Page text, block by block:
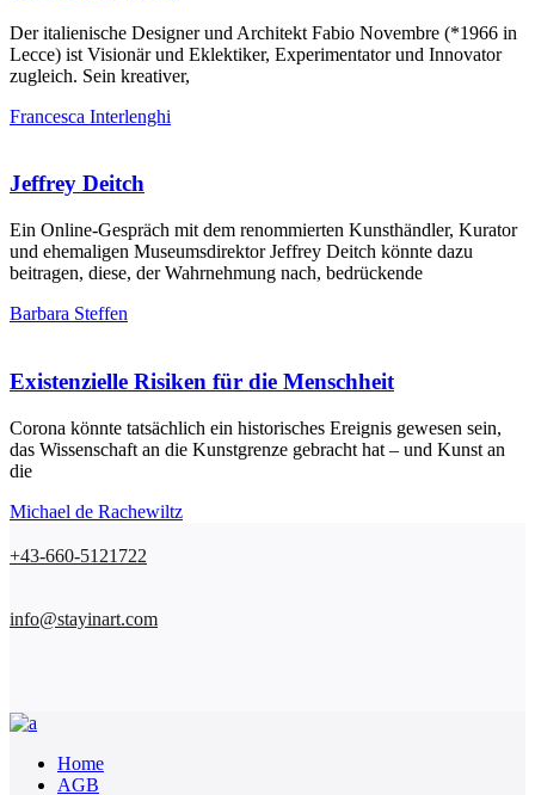
Der italienische Designer und Architekt Fabio Novembre (*1966 in
Lecce) ist Visionär und Eklektiker, Experimentator und Innovator
zugleich. Sein kreativer,
Francesca Interlenghi
Jeffrey Deitch
Ein Online-Gespräch mit dem renommierten Kunsthändler, Kurator
und ehemaligen Museumsdirektor Jeffrey Deitch könnte dazu
beitragen, diese, der Wahrnehmung nach, bedrückende
Barbara Steffen
Existenzielle Risiken für die Menschheit
Corona könnte tatsächlich ein historisches Ereignis gewesen sein,
das Wissenschaft an die Kunstgrenze gebracht hat – und Kunst an
die
Michael de Rachewiltz
+43-660-5121722
info@stayinart.com
Home
AGB